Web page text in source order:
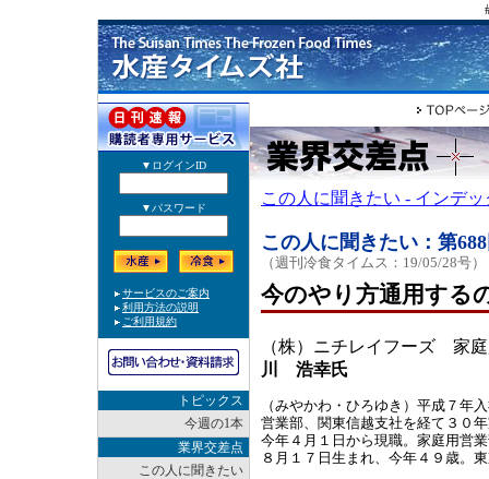
トピックス
今週の1本
業界交差点
この人に聞きたい
この人に聞きたい - インデ
この人に聞きたい：第
（週刊冷食タイムス：19/05/28号）
今のやり方通用する
（株）ニチレイフーズ 家
川 浩幸氏
（みやかわ・ひろゆき）平成７年
営業部、関東信越支社を経て３０
今年４月１日から現職。家庭用営
８月１７日生まれ、今年４９歳。